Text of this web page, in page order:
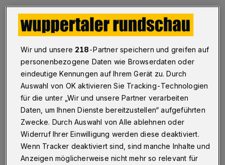
Wuppertal·Ein Stück Toskana mitten in Cronenberg:
Eine Allee mit säulenförmigen Bäumen, mit Lavendel
Sitzgelegenheiten aus Stein - die neue Grabanlage auf
dem Ev. Friedhof Solinger Straße soll südländisches
Flair vermitteln. Und mit der aufwändigen Gestaltung
zum Verweilen und Gedenken einladen.
18.08.2020 , 07:00 Uhr Eine Minute Lesezeit
Wir und unsere 218-Partner speichern und greifen auf
personenbezogene Daten wie Browserdaten oder
eindeutige Kennungen auf Ihrem Gerät zu. Durch
Auswahl von OK aktivieren Sie Tracking-Technologien
für die unter „Wir und unsere Partner verarbeiten
Daten, um Ihnen Dienste bereitzustellen“ aufgeführten
Zwecke. Durch Auswahl von Alle ablehnen oder
Widerruf Ihrer Einwilligung werden diese deaktiviert.
Wenn Tracker deaktiviert sind, sind manche Inhalte und
Anzeigen möglicherweise nicht mehr so relevant für